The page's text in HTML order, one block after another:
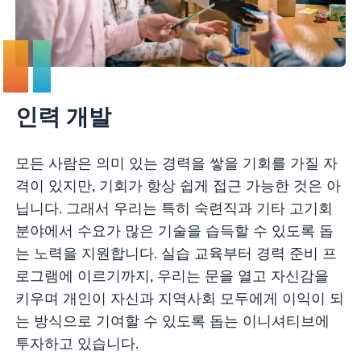
인력 개발
모든 사람은 의미 있는 경력을 쌓을 기회를 가질 자
격이 있지만, 기회가 항상 쉽게 접근 가능한 것은 아
닙니다. 그래서 우리는 특히 숙련직과 기타 고기회
분야에서 수요가 많은 기술을 습득할 수 있도록 돕
는 노력을 지원합니다. 실습 교육부터 경력 준비 프
로그램에 이르기까지, 우리는 문을 열고 자신감을
키우며 개인이 자신과 지역사회 모두에게 이익이 되
는 방식으로 기여할 수 있도록 돕는 이니셔티브에
투자하고 있습니다.